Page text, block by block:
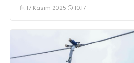
17 Kasım 2025 10:17